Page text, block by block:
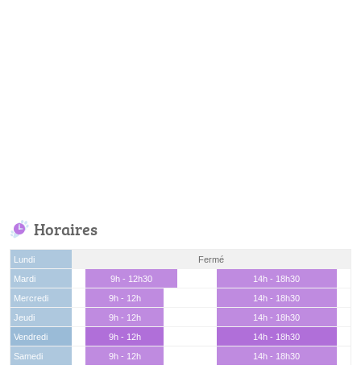
Horaires
Lundi
Fermé
Mardi
9h - 12h30
14h - 18h30
Mercredi
9h - 12h
14h - 18h30
Jeudi
9h - 12h
14h - 18h30
Vendredi
9h - 12h
14h - 18h30
Samedi
9h - 12h
14h - 18h30